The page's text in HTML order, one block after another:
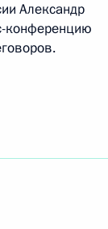
Александр
конференцию